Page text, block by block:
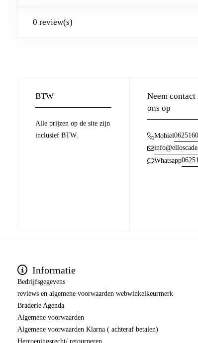
0 review(s)
BTW
Alle prijzen op de site zijn
inclusief BTW.
Neem contact
ons op
Mobiel
Whatsapp
Informatie
Bedrijfsgegevens
reviews en algemene voorwaarden webwinkelkeurmerk
Braderie Agenda
Algemene voorwaarden
Algemene voorwaarden Klarna ( achteraf betalen)
Herroepingsrecht/ retourneren